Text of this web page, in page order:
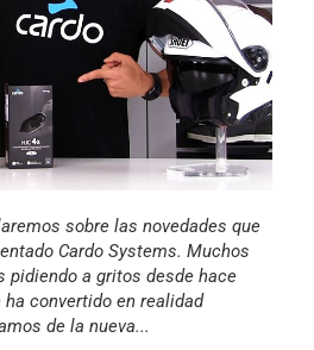
sobre las novedades que
Cardo Systems. Muchos
pidiendo a gritos desde hace
ha convertido en realidad
de la nueva...